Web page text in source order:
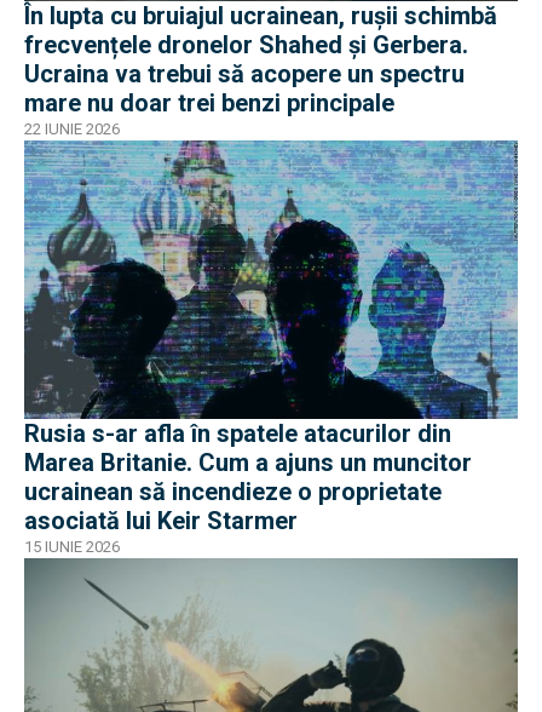
În lupta cu bruiajul ucrainean, rușii schimbă
frecvențele dronelor Shahed și Gerbera.
Ucraina va trebui să acopere un spectru
mare nu doar trei benzi principale
22 IUNIE 2026
Rusia s-ar afla în spatele atacurilor din
Marea Britanie. Cum a ajuns un muncitor
ucrainean să incendieze o proprietate
asociată lui Keir Starmer
15 IUNIE 2026